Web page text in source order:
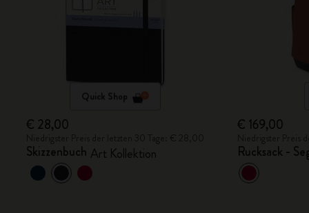
Quick Shop
€ 28,00
Skizzenbuch Art Kollektion
€ 169,00
Rucksack -